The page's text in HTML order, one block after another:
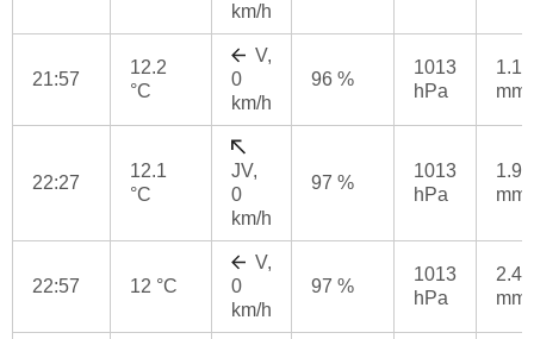
km/h
21:57
12.2
°C
V,
0
km/h
96 %
1013
hPa
1.1
mm
22:27
12.1
°C
JV,
0
km/h
97 %
1013
hPa
1.9
mm
22:57 12 °C
V,
0
km/h
97 %
1013
hPa
2.4
mm